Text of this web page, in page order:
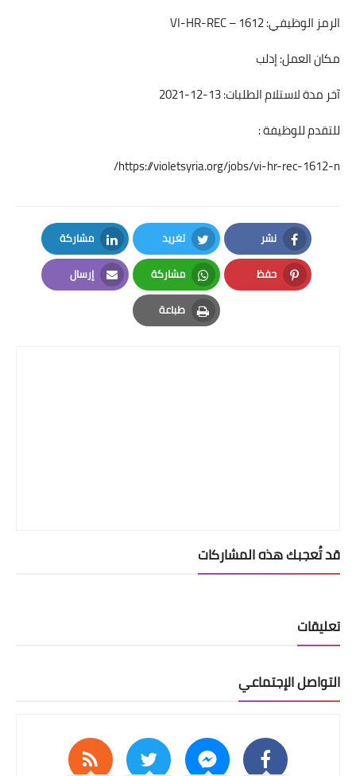
الرمز الوظيفي: VI-HR-REC – 1612
مكان العمل: إدلب
آخر مدة لاستلام الطلبات: 13-12-2021
للتقدم للوظيفة :
https://violetsyria.org/jobs/vi-hr-rec-1612-n/
نشر
Facebook
تغريد
Twitter
مشاركة
LinkedIn
حفظ
Pinterest
مشاركة
Whatsapp
إرسال
Email
طباعة
Print
قد تُعجبك هذه المشاركات
تعليقات
التواصل الإجتماعي